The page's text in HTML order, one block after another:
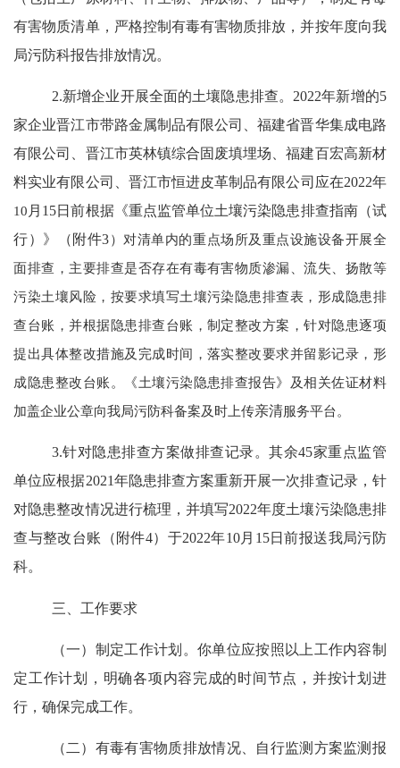
有害物质清单，严格控制有毒有害物质排放，并按年度向我
局污防科报告排放情况。
2.新增企业开展全面的土壤隐患排查。 2022年新增的5
家企业晋江市带路金属制品有限公司、福建省晋华集成电路
有限公司、晋江市英林镇综合固废填埋场、福建百宏高新材
料实业有限公司、晋江市恒进皮革制品有限公司应在2022年
10 月 15日前根据《重点监管单位土壤污染隐患排查指南（试
行）》（附件3）对清单内的重点场所及重点设施设备开展全
面排查，主要排查是否存在有毒有害物质渗漏、流失、扬散等
污染土壤风险，按要求填写土壤污染隐患排查表，形成隐患排
查台账，并根据隐患排查台账，制定整改方案，针对隐患逐项
提出具体整改措施及完成时间，落实整改要求并留影记录，形
成隐患整改台账。《土壤污染隐患排查报告》及相关佐证材料
加盖企业公章向我局污防科备案及时上传亲清服务平台。
3.针对隐患排查方案做排查记录。其余45家重点监管
单位应根据2021年隐患排查方案重新开展一次排查记录，针
对隐患整改情况进行梳理，并填写2022年度土壤污染隐患排
查与整改台账（附件4）于2022年10月 15日前报送我局污防
科。
三、工作要求
（一） 制定工作计划。你单位应按照以上工作内容制
定工作计划，明确各项内容完成的时间节点，并按计划进
行，确保完成工作。
（二） 有毒有害物质排放情况、自行监测方案监测报